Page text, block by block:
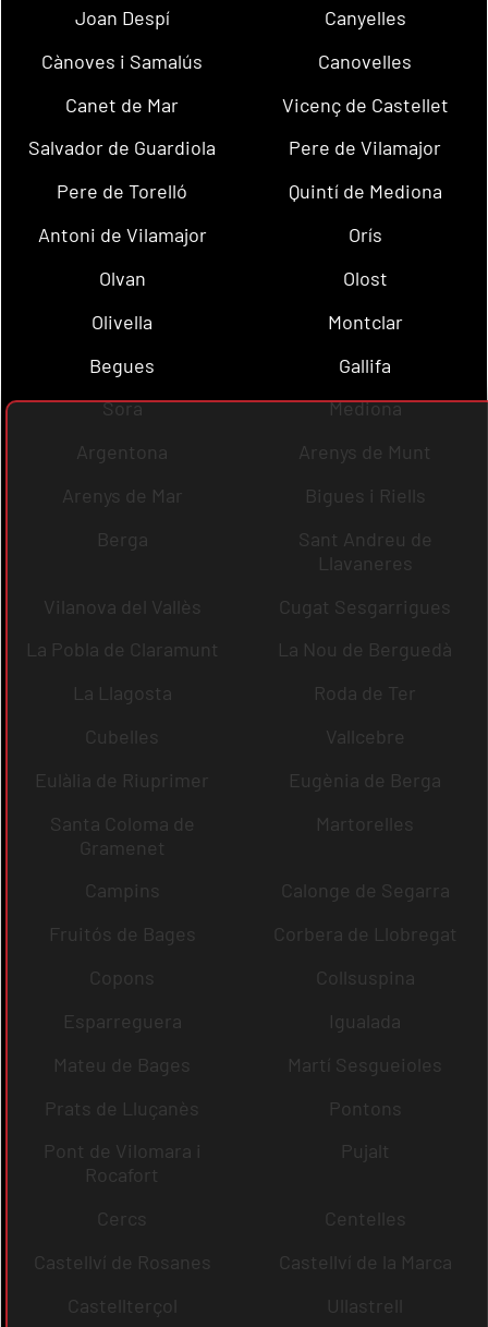
Joan Despí
Canyelles
Cànoves i Samalús
Canovelles
Canet de Mar
Vicenç de Castellet
Salvador de Guardiola
Pere de Vilamajor
Pere de Torelló
Quintí de Mediona
Antoni de Vilamajor
Orís
Olvan
Olost
Olivella
Montclar
Begues
Gallifa
Sora
Mediona
Argentona
Arenys de Munt
Arenys de Mar
Bigues i Riells
Berga
Sant Andreu de
Llavaneres
Vilanova del Vallès
Cugat Sesgarrigues
La Pobla de Claramunt
La Nou de Berguedà
La Llagosta
Roda de Ter
Cubelles
Vallcebre
Eulàlia de Riuprimer
Eugènia de Berga
Santa Coloma de
Gramenet
Martorelles
Campins
Calonge de Segarra
Fruitós de Bages
Corbera de Llobregat
Copons
Collsuspina
Esparreguera
Igualada
Mateu de Bages
Martí Sesgueioles
Prats de Lluçanès
Pontons
Pont de Vilomara i
Rocafort
Pujalt
Cercs
Centelles
Castellví de Rosanes
Castellví de la Marca
Castellterçol
Ullastrell